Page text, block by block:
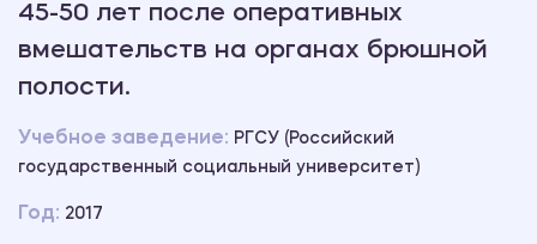
45-50 лет после оперативных
вмешательств на органах брюшной
полости.
Учебное заведение: РГСУ (Российский
государственный социальный университет)
Год: 2017